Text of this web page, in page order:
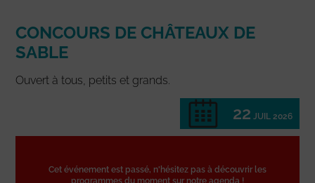
CONCOURS DE CHÂTEAUX DE
SABLE
Ouvert à tous, petits et grands.
22 JUIL 2026
Cet événement est passé, n'hésitez pas à découvrir les